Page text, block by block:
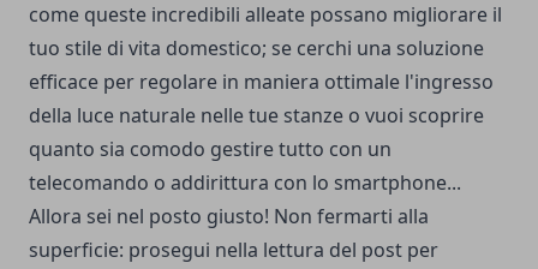
come queste incredibili alleate possano migliorare il
tuo stile di vita domestico; se cerchi una soluzione
efficace per regolare in maniera ottimale l'ingresso
della luce naturale nelle tue stanze o vuoi scoprire
quanto sia comodo gestire tutto con un
telecomando o addirittura con lo smartphone...
Allora sei nel posto giusto! Non fermarti alla
superficie: prosegui nella lettura del post per